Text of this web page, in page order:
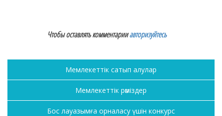
Чтобы оставлять комментарииавторизуйтесь
Мемлекеттік сатып алулар
Мемлекеттік рәміздер
Бос лауазымға орналасу үшін конкурс